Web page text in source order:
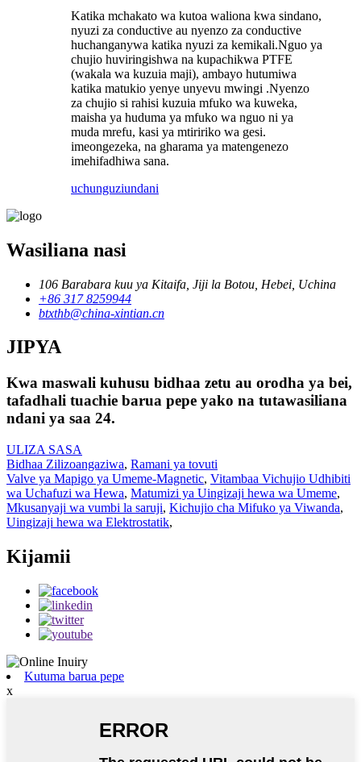
Katika mchakato wa kutoa waliona kwa sindano,
nyuzi za conductive au nyenzo za conductive
huchanganywa katika nyuzi za kemikali.Nguo ya
chujio huviringishwa na kupachikwa PTFE
(wakala wa kuzuia maji), ambayo hutumiwa
katika matukio yenye unyevu mwingi .Nyenzo
za chujio si rahisi kuzuia mfuko wa kuweka,
maisha ya huduma ya mfuko wa nguo ni ya
muda mrefu, kasi ya mtiririko wa gesi.
imeongezeka, na gharama ya matengenezo
imehifadhiwa sana.
uchunguziundani
Wasiliana nasi
106 Barabara kuu ya Kitaifa, Jiji la Botou, Hebei, Uchina
+86 317 8259944
btxthb@china-xintian.cn
JIPYA
Kwa maswali kuhusu bidhaa zetu au orodha ya bei,
tafadhali tuachie barua pepe yako na tutawasiliana
ndani ya saa 24.
ULIZA SASA
Bidhaa Zilizoangaziwa, Ramani ya tovuti
Valve ya Mapigo ya Umeme-Magnetic, Vitambaa Vichujio Udhibiti
wa Uchafuzi wa Hewa, Matumizi ya Uingizaji hewa wa Umeme,
Mkusanyaji wa vumbi la saruji, Kichujio cha Mifuko ya Viwanda,
Uingizaji hewa wa Elektrostatik,
Kijamii
Kutuma barua pepe
x